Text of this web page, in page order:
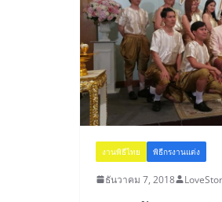
งานพิธีไทย พิธีกรงานแต่ง
ธันวาคม 7, 2018